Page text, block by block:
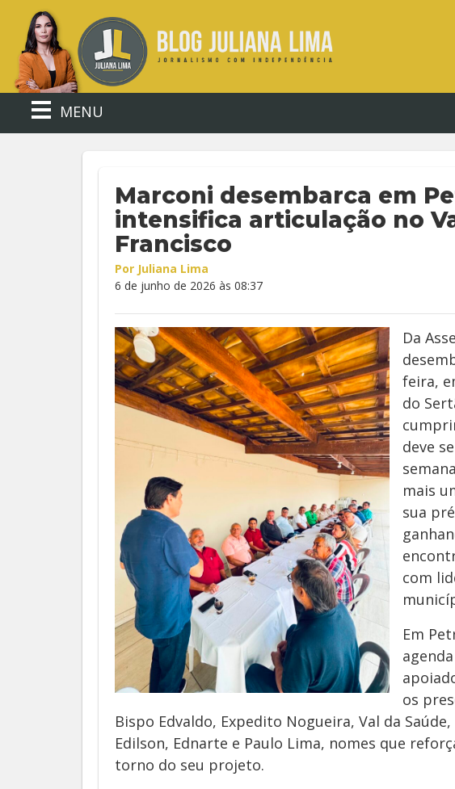
MENU
Marconi desembarca em
intensifica articulação no
Francisco
Por Juliana Lima
6 de junho de 2026 às 08:37
Da
feira,
do
deve
mais
sua
com
Em
os
Bispo Edvaldo, Expedito Nogueira, Val da
Edilson, Ednarte e Paulo Lima, nomes que
torno do seu projeto.